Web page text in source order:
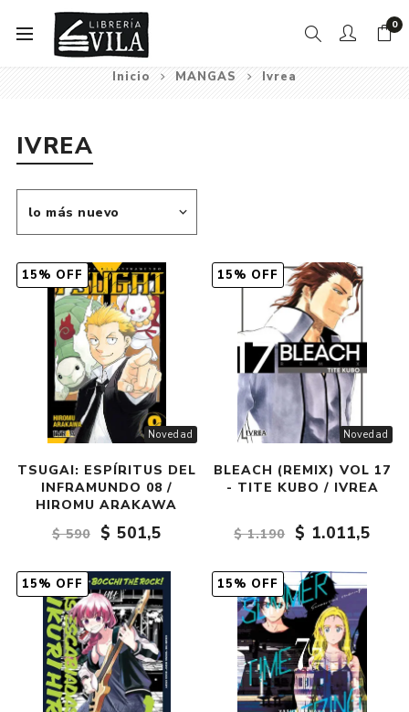
0
Inicio MANGAS Ivrea
IVREA
Novedad
15% OFF
TSUGAI: ESPÍRITUS DEL
INFRAMUNDO 08 /
HIROMU ARAKAWA
$ 590
$ 501,5
Novedad
15% OFF
BLEACH (REMIX) VOL 17
- TITE KUBO / IVREA
$ 1.190 $ 1.011,5
15% OFF 15% OFF